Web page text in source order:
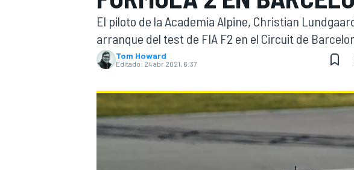
El piloto de la Academia Alpine, Christian
arranque del test de FIA F2 en el Circuit de
Tom Howard
Editado: 24 abr 2021, 6:37